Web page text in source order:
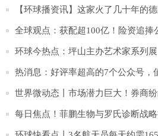
亿，双品牌价值超千亿
【环球播资讯】这家火了几十年的
多“甜头”
全球观点：获配超100亿！险资追捧
下”抢筹，这三家最赚
环球今热点：坪山主办艺术家系列
幕
热消息：好评率超高的7个公众号，
世界微动态丨市场潜力巨大！券商
每日焦点！菲鹏生物与罗氏诊断战